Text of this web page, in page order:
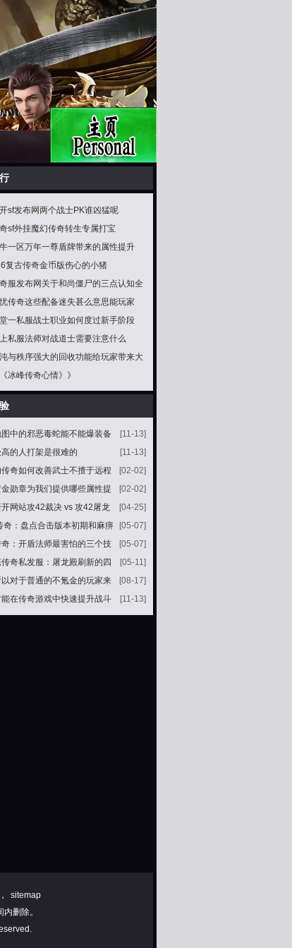
sf发布网两个战士PK谁凶猛呢
sf外挂魔幻传奇转生专属打宝
一区万年一尊盾牌带来的属性提升
复古传奇金币版伤心的小猪
服发布网关于和尚僵尸的三点认知全
家的青春记忆
传奇这些配备迷失甚么意思能玩家
一私服战士职业如何度过新手阶段
私服法师对战道士需要注意什么
与秩序强大的回收功能给玩家带来大
源
《冰峰传奇心情》》
[11-13]
中的邪恶毒蛇能不能爆装备
[11-13]
的人打架是很难的
[02-02]
奇如何改善武士不擅于远程
[02-02]
勋章为我们提供哪些属性提
[04-25]
网站攻42裁决 vs 攻42屠龙
更高
[05-07]
奇：盘点合击版本初期和麻痹
的三种神兵没有开天
[05-07]
：开盾法师最害怕的三个技
了一个
[05-11]
奇私发服：屠龙殿刷新的四
你都知道吗
[08-17]
对于普通的不氪金的玩家来
[11-13]
在传奇游戏中快速提升战斗
sitemap
删除。